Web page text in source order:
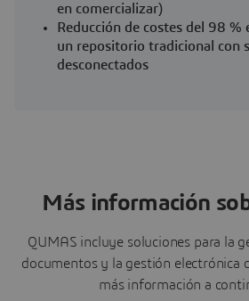
en comercializar)
Reducción de costes del 98 %
un repositorio tradicional con
desconectados
Más información
QUMAS incluye soluciones para la
documentos y la gestión electrónica
más información a